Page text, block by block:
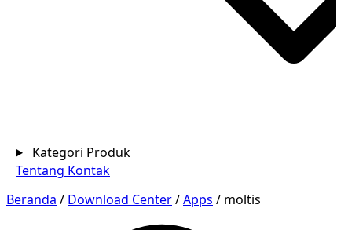
Kategori Produk
Tentang Kontak
Beranda / Download Center/Apps / moltis